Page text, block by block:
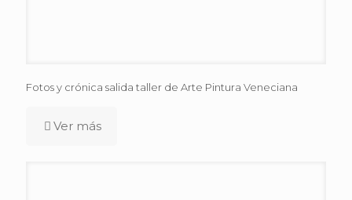
Fotos y crónica salida taller de Arte Pintura Veneciana
Ver más